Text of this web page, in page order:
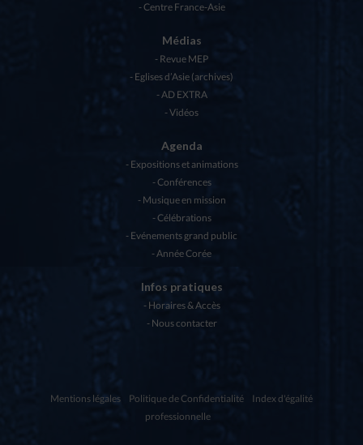
Centre France-Asie
Médias
Revue MEP
Eglises d’Asie (archives)
AD EXTRA
Vidéos
Agenda
Expositions et animations
Conférences
Musique en mission
Célébrations
Evénements grand public
Année Corée
Infos pratiques
Horaires & Accès
Nous contacter
Mentions légales Politique de Confidentialité
Index d'égalité
professionnelle